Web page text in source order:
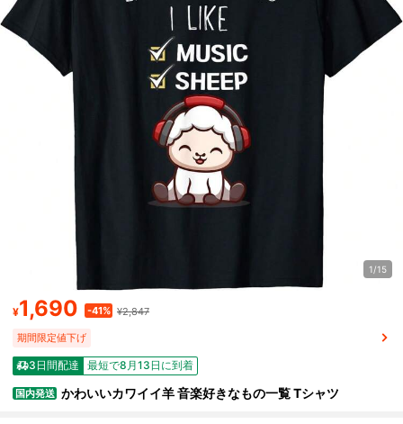
1/15
¥1,690 -41% ¥2,847
期間限定値下げ
3日間配達 最短で8月13日に到着
国内発送 かわいいカワイイ羊 音楽好きなもの一覧 Tシャツ